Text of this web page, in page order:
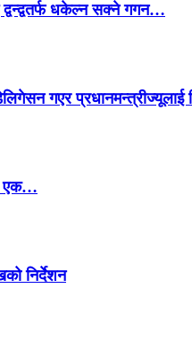
धकेल्न सक्ने गगन…
गएर
एक…
निर्देशन